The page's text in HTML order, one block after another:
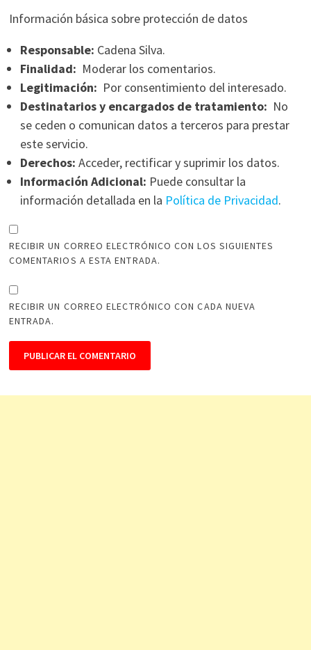
Información básica sobre protección de datos
Responsable: Cadena Silva.
Finalidad: Moderar los comentarios.
Legitimación: Por consentimiento del interesado.
Destinatarios y encargados de tratamiento: No
se ceden o comunican datos a terceros para prestar
este servicio.
Derechos: Acceder, rectificar y suprimir los datos.
Información Adicional: Puede consultar la
información detallada en la Política de Privacidad.
RECIBIR UN CORREO ELECTRÓNICO CON LOS SIGUIENTES
COMENTARIOS A ESTA ENTRADA.
RECIBIR UN CORREO ELECTRÓNICO CON CADA NUEVA
ENTRADA.